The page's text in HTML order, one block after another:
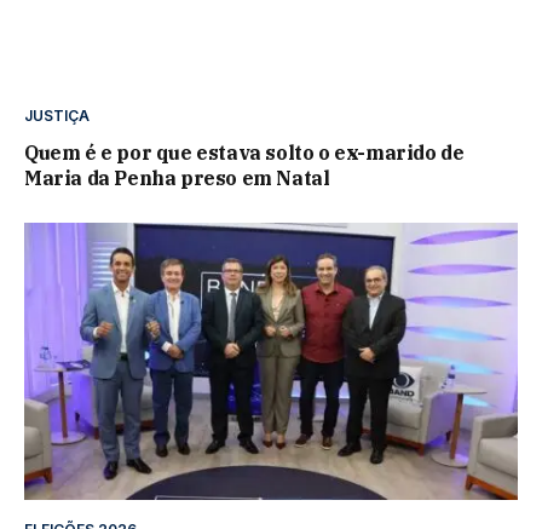
JUSTIÇA
Quem é e por que estava solto o ex-marido de
Maria da Penha preso em Natal